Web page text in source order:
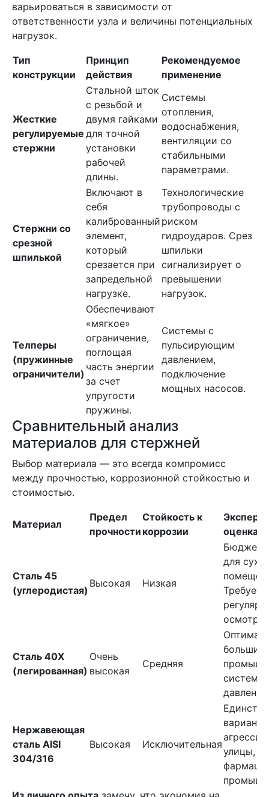
варьироваться в зависимости от
ответственности узла и величины потенциальных
нагрузок.
Тип
конструкции
Принцип
действия
Рекомендуемое
применение
Жесткие
регулируемые
стержни
Стальной шток
с резьбой и
двумя гайками
для точной
установки
рабочей
длины.
Системы
отопления,
водоснабжения,
вентиляции со
стабильными
параметрами.
Стержни со
срезной
шпилькой
Включают в
себя
калиброванный
элемент,
который
срезается при
запредельной
нагрузке.
Технологические
трубопроводы с
риском
гидроударов. Срез
шпильки
сигнализирует о
превышении
нагрузок.
Телперы
(пружинные
ограничители)
Обеспечивают
«мягкое»
ограничение,
поглощая
часть энергии
за счет
упругости
пружины.
Системы с
пульсирующим
давлением,
подключение
мощных насосов.
Сравнительный анализ
материалов для стержней
Выбор материала — это всегда компромисс
между прочностью, коррозионной стойкостью и
стоимостью.
Материал
Предел
прочности
Стойкость к
коррозии
оценка
Сталь 45
(углеродистая)
Высокая Низкая
для
Требует
осмотра.
Сталь 40Х
(легированная)
Очень
высокая
Средняя
систем
Нержавеющая
сталь AISI
304/316
Высокая Исключительная
вариант
улицы,